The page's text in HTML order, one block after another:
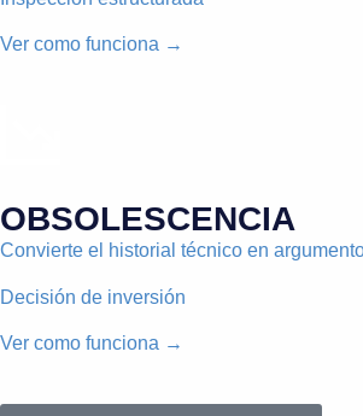
Ver como funciona →
OBSOLESCENCIA
Convierte el historial técnico en
Decisión de inversión
Ver como funciona →